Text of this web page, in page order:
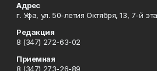
Адрес
г. Уфа, ул. 50-летия Октября, 13, 7-й
Редакция
8 (347) 272-63-02
Приемная
8 (347) 273-26-89